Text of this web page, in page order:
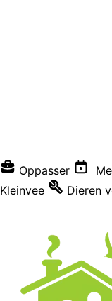
Oppasser
Kleinvee
Dieren